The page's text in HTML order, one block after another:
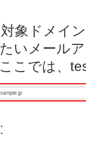
対象ドメイ
いメール
ここでは、